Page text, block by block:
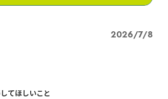
2026/7/8
てほしいこと